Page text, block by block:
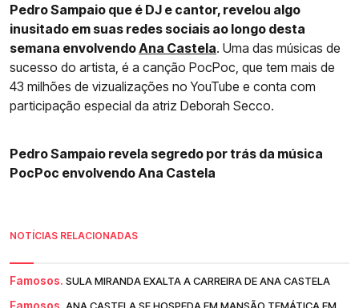
Pedro Sampaio que é DJ e cantor, revelou algo
inusitado em suas redes sociais ao longo desta
semana envolvendo Ana Castela. Uma das músicas de
sucesso do artista, é a canção PocPoc, que tem mais de
43 milhões de vizualizações no YouTube e conta com
participação especial da atriz Deborah Secco.
Pedro Sampaio revela segredo por trás da música
PocPoc envolvendo Ana Castela
NOTÍCIAS RELACIONADAS
Famosos. SULA MIRANDA EXALTA A CARREIRA DE ANA CASTELA
Famosos. ANA CASTELA SE HOSPEDA EM MANSÃO TEMÁTICA EM